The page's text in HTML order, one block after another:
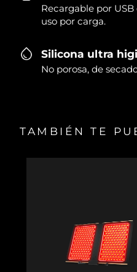
Recargable por
uso por carga.
Silicona ultra
No porosa, de
TAMBIÉN TE